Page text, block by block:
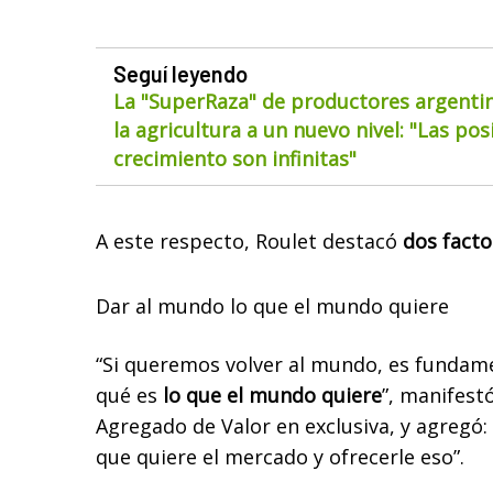
Seguí leyendo
La "SuperRaza" de productores
la agricultura a un nuevo nivel: "Las
crecimiento son infinitas"
A este respecto, Roulet destacó dos
Dar al mundo lo que el mundo quiere
“Si queremos volver al mundo, es
qué es lo que el mundo quiere”,
Agregado de Valor en exclusiva, y
que quiere el mercado y ofrecerle eso”.